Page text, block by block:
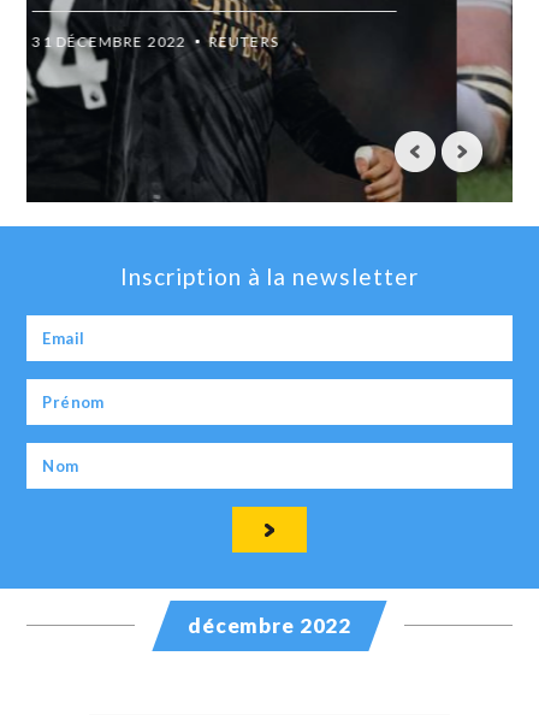
31 DÉCEMBRE 2022 REUTERS
Inscription à la newsletter
décembre 2022